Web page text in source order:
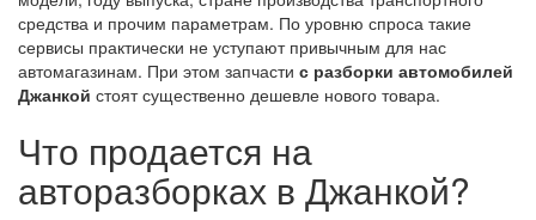
средства и прочим параметрам. По уровню спроса такие
сервисы практически не уступают привычным для нас
автомагазинам. При этом запчасти с разборки автомобилей
Джанкой стоят существенно дешевле нового товара.
Что продается на
авторазборках в Джанкой?